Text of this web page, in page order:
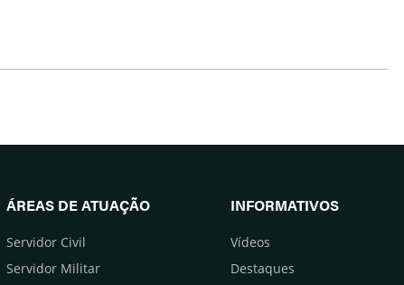
ÁREAS DE ATUAÇÃO
Servidor Civil
Servidor Militar
INFORMATIVOS
Vídeos
Destaques